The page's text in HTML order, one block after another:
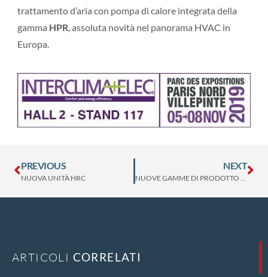
trattamento d’aria con pompa di calore integrata della
gamma HPR , assoluta novità nel panorama HVAC in
Europa.
PREVIOUS
NUOVA UNITÀ HRC
NEXT
ARTICOLI CORRELATI